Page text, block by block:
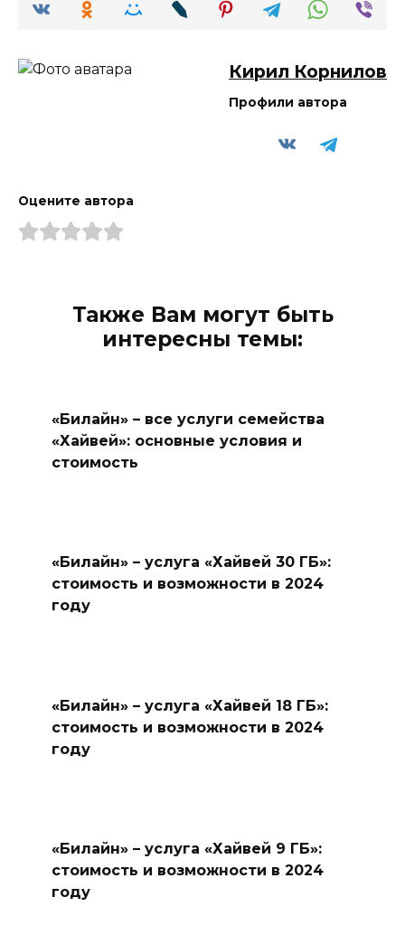
Кирил Корнилов
Профили автора
Оцените автора
Также Вам могут быть
интересны темы:
«Билайн» – все услуги семейства
«Хайвей»: основные условия и
стоимость
«Билайн» – услуга «Хайвей 30 ГБ»:
стоимость и возможности в 2024
году
«Билайн» – услуга «Хайвей 18 ГБ»:
стоимость и возможности в 2024
году
«Билайн» – услуга «Хайвей 9 ГБ»:
стоимость и возможности в 2024
году